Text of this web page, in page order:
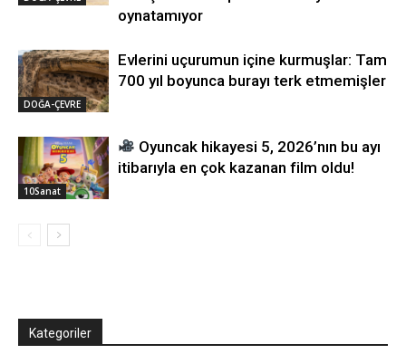
oynatamıyor
DOĞA-ÇEVRE
Evlerini uçurumun içine kurmuşlar: Tam
700 yıl boyunca burayı terk etmemişler
10Sanat
Oyuncak hikayesi 5, 2026’nın bu ayı
itibarıyla en çok kazanan film oldu!
Kategoriler